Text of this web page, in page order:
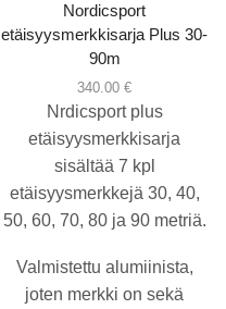
Nordicsport
etäisyysmerkkisarja Plus 30-
90m
340.00 €
Nrdicsport plus
etäisyysmerkkisarja
sisältää 7 kpl
etäisyysmerkkejä 30, 40,
50, 60, 70, 80 ja 90 metriä.
Valmistettu alumiinista,
joten merkki on sekä